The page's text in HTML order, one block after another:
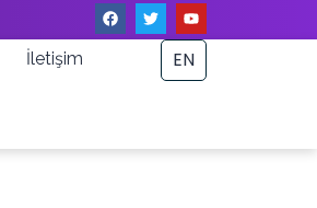
İletişim EN